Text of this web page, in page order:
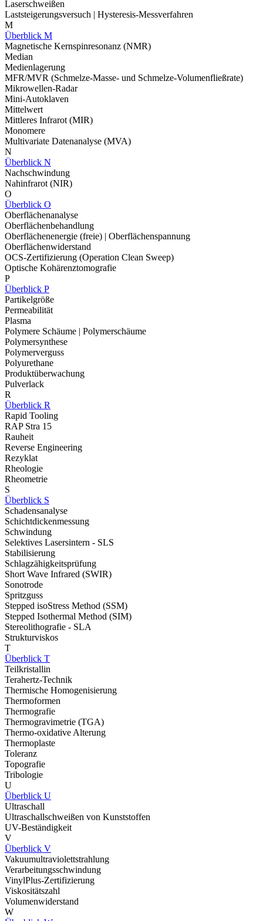
Laserschweißen
Laststeigerungsversuch | Hysteresis-Messverfahren
M
Überblick M
Magnetische Kernspinresonanz (NMR)
Median
Medienlagerung
MFR/MVR (Schmelze-Masse- und Schmelze-Volumenfließrate)
Mikrowellen-Radar
Mini-Autoklaven
Mittelwert
Mittleres Infrarot (MIR)
Monomere
Multivariate Datenanalyse (MVA)
N
Überblick N
Nachschwindung
Nahinfrarot (NIR)
O
Überblick O
Oberflächenanalyse
Oberflächenbehandlung
Oberflächenenergie (freie) | Oberflächenspannung
Oberflächenwiderstand
OCS-Zertifizierung (Operation Clean Sweep)
Optische Kohärenztomografie
P
Überblick P
Partikelgröße
Permeabilität
Plasma
Polymere Schäume | Polymerschäume
Polymersynthese
Polymerverguss
Polyurethane
Produktüberwachung
Pulverlack
R
Überblick R
Rapid Tooling
RAP Stra 15
Rauheit
Reverse Engineering
Rezyklat
Rheologie
Rheometrie
S
Überblick S
Schadensanalyse
Schichtdickenmessung
Schwindung
Selektives Lasersintern - SLS
Stabilisierung
Schlagzähigkeitsprüfung
Short Wave Infrared (SWIR)
Sonotrode
Spritzguss
Stepped isoStress Method (SSM)
Stepped Isothermal Method (SIM)
Stereolithografie - SLA
Strukturviskos
T
Überblick T
Teilkristallin
Terahertz-Technik
Thermische Homogenisierung
Thermoformen
Thermografie
Thermogravimetrie (TGA)
Thermo-oxidative Alterung
Thermoplaste
Toleranz
Topografie
Tribologie
U
Überblick U
Ultraschall
Ultraschallschweißen von Kunststoffen
UV-Beständigkeit
V
Überblick V
Vakuumultraviolettstrahlung
Verarbeitungsschwindung
VinylPlus-Zertifizierung
Viskositätszahl
Volumenwiderstand
W